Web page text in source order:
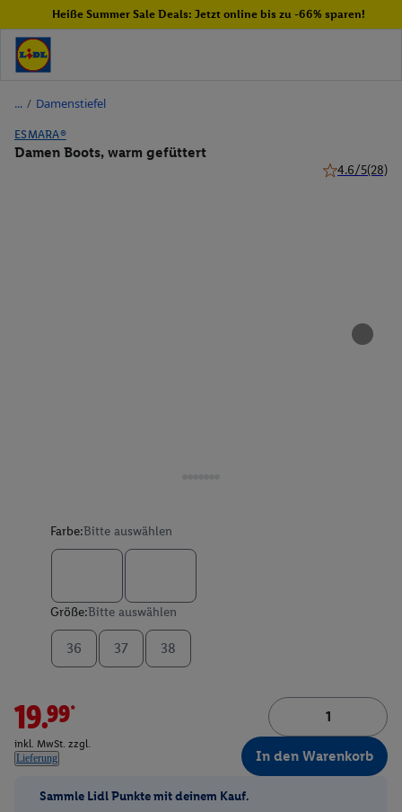
Heiße Summer Sale Deals: Jetzt online bis zu -66% sparen!
/ Damenstiefel
ESMARA®
Damen Boots, warm gefüttert
4.6/5(28)
Farbe:Bitte auswählen
Größe:Bitte auswählen
36 37 38
19.99*
inkl. MwSt. zzgl.
Lieferung
In den Warenkorb
Sammle Lidl Punkte mit deinem Kauf.